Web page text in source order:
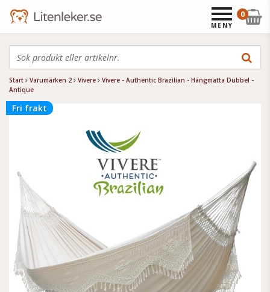
Start Varumärken 2 Vivere
Vivere - Authentic Brazilian - Hängmatta Dubbel -
Antique
Fri frakt
0
MENY